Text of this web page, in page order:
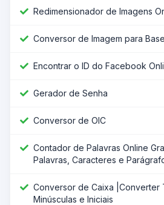
Redimensionador de Imagens
Conversor de Imagem para
Encontrar o ID do Facebook
Gerador de Senha
Conversor de OIC
Contador de Palavras Online
Palavras, Caracteres e
Conversor de Caixa |Converter
Minúsculas e Iniciais